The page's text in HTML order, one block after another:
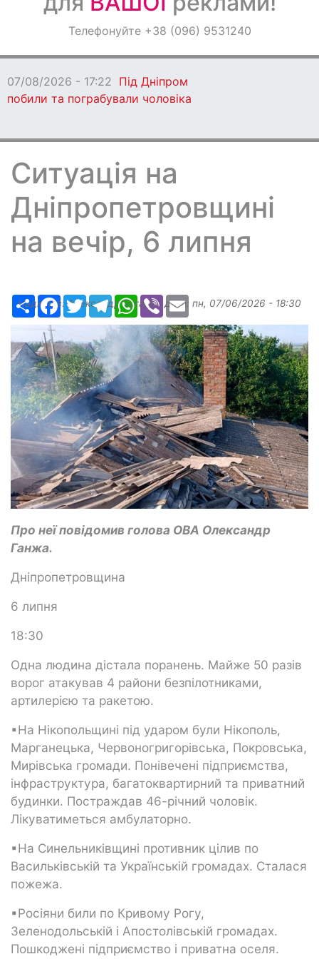
ОголошенняТелефонуйте +38 (096) 9531240
07/08/2026 - 17:22 Під Дніпром
побили та пограбували чоловіка
Ситуація на
Дніпропетровщині
на вечір, 6 липня
РесурсFacebook
TwitterTelegramWhatsApp
Viber Email
Надіслав:Александр Бугаев, дата: пн, 07/06/2026 - 18:30
Про неї повідомив голова ОВА Олександр
Ганжа.
Дніпропетровщина
6 липня
18:30
Одна людина дістала поранень. Майже 50 разів
ворог атакував 4 райони безпілотниками,
артилерією та ракетою.
▪На Нікопольщині під ударом були Нікополь,
Марганецька, Червоногригорівська, Покровська,
Мирівська громади. Понівечені підприємства,
інфраструктура, багатоквартирний та приватний
будинки. Постраждав 46-річний чоловік.
Лікуватиметься амбулаторно.
▪На Синельниківщині противник цілив по
Васильківській та Українській громадах. Сталася
пожежа.
▪Росіяни били по Кривому Рогу,
Зеленодольській і Апостолівській громадах.
Пошкоджені підприємство і приватна оселя.